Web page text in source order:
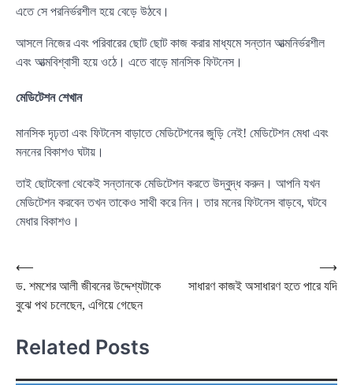
এতে সে পরনির্ভরশীল হয়ে বেড়ে উঠবে।
আসলে নিজের এবং পরিবারের ছোট ছোট কাজ করার মাধ্যমে সন্তান আত্মনির্ভরশীল
এবং আত্মবিশ্বাসী হয়ে ওঠে। এতে বাড়ে মানসিক ফিটনেস।
মেডিটেশন শেখান
মানসিক দৃঢ়তা এবং ফিটনেস বাড়াতে মেডিটেশনের জুড়ি নেই! মেডিটেশন মেধা এবং
মননের বিকাশও ঘটায়।
তাই ছোটবেলা থেকেই সন্তানকে মেডিটেশন করতে উদ্বুদ্ধ করুন। আপনি যখন
মেডিটেশন করবেন তখন তাকেও সাথী করে নিন। তার মনের ফিটনেস বাড়বে, ঘটবে
মেধার বিকাশও।
Post
navigation
⟵
ড. শমশের আলী জীবনের উদ্দেশ্যটাকে
বুঝে পথ চলেছেন, এগিয়ে গেছেন
সাধারণ কাজই অসাধারণ হতে পারে যদি
⟶
Related Posts